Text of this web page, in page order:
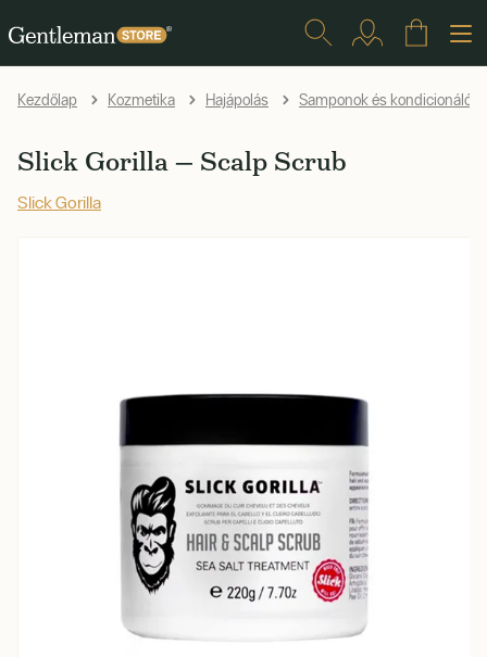
Kezdőlap Kozmetika Hajápolás Samponok és kondicionálók
Slick Gorilla — Scalp Scrub
Slick Gorilla